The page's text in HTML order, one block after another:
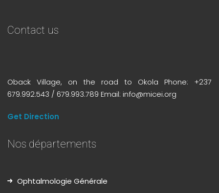
Contact us
Oback Village, on the road to Okola Phone: +237
679.992.543 / 679.993.789 Email: info@micei.org
Get Direction
Nos départements
Ophtalmologie Générale